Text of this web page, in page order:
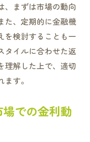
、まずは市場の動向
た、定期的に金融機
を検討することも一
タイルに合わせた返
理解した上で、適切
す。
での金利動